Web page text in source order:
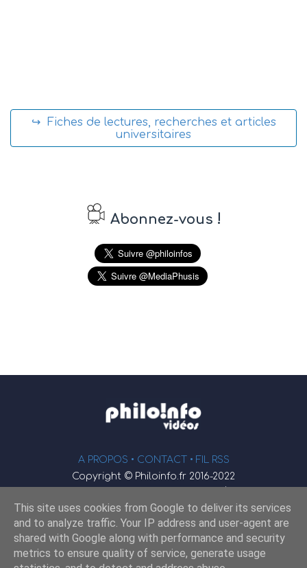
↪ Fiches de lectures, recherches et articles
universitaires
Abonnez-vous !
A PROPOS • CONTACT • FIL RSS
Copyright © Philoinfo.fr 2016-2022
φ
Webmaster : JEND
Retrouvez-nous sur
This site uses cookies from Google to deliver its services
and to analyze traffic. Your IP address and user-agent are
shared with Google along with performance and security
metrics to ensure quality of service, generate usage